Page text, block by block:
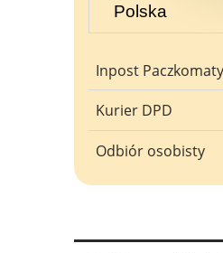
Inpost Paczkomaty
Kurier DPD
Odbiór osobisty